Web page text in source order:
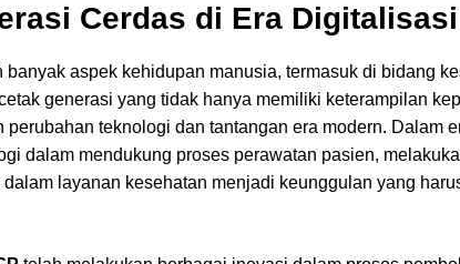
Cerdas di Era Digitalisasi
aspek kehidupan manusia, termasuk di bidang
generasi yang tidak hanya memiliki keterampilan
perubahan teknologi dan tantangan era modern. Dalam
dalam mendukung proses perawatan pasien,
layanan kesehatan menjadi keunggulan yang